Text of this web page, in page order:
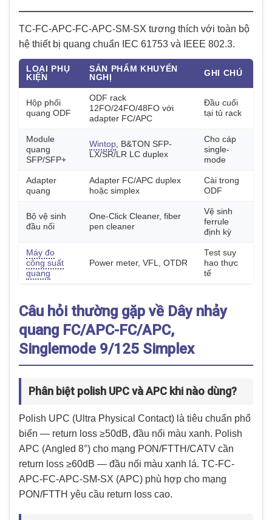
TC-FC-APC-FC-APC-SM-SX tương thích với toàn bộ
hệ thiết bị quang chuẩn IEC 61753 và IEEE 802.3.
LOẠI PHỤ
KIỆN
SẢN PHẨM KHUYẾN
NGHỊ
GHI CHÚ
Hộp phối
quang ODF
ODF rack
12FO/24FO/48FO với
adapter FC/APC
Đầu cuối
tại tủ rack
Module
quang
SFP/SFP+
Wintop, B&TON SFP-
LX/SR/LR LC duplex
Cho cáp
single-
mode
Adapter
quang
Adapter FC/APC duplex
hoặc simplex
Cài trong
ODF
Bộ vệ sinh
đầu nối
One-Click Cleaner, fiber
pen cleaner
Vệ sinh
ferrule
định kỳ
Máy đo
công suất
quang
Power meter, VFL, OTDR
Test suy
hao thực
tế
Câu hỏi thường gặp về Dây nhảy
quang FC/APC-FC/APC,
Singlemode 9/125 Simplex
Phân biệt polish UPC và APC khi nào dùng?
Polish UPC (Ultra Physical Contact) là tiêu chuẩn phổ
biến — return loss ≥50dB, đầu nối màu xanh. Polish
APC (Angled 8°) cho mạng PON/FTTH/CATV cần
return loss ≥60dB — đầu nối màu xanh lá. TC-FC-
APC-FC-APC-SM-SX (APC) phù hợp cho mạng
PON/FTTH yêu cầu return loss cao.